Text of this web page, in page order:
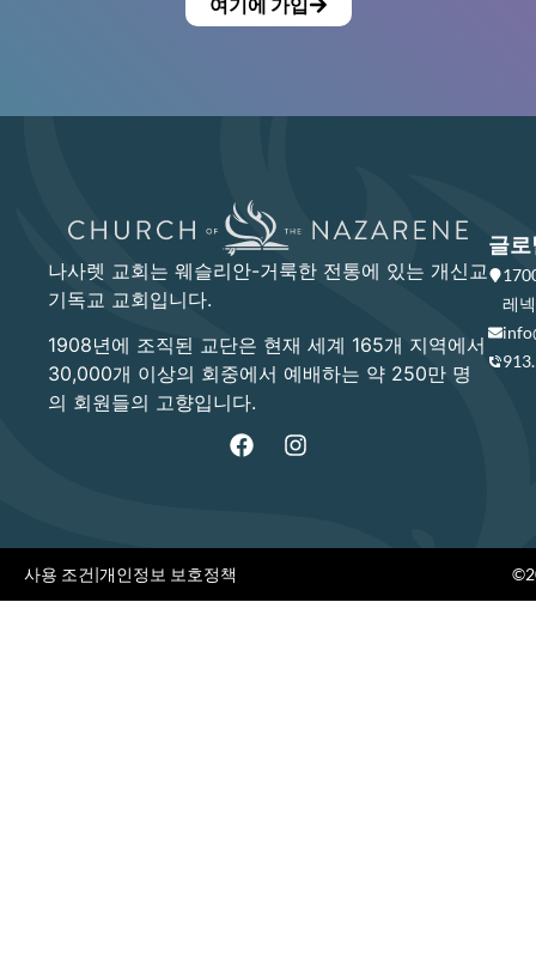
나사렛 교회는 웨슬리안-거룩한 전통에 있는 개신교
기독교 교회입니다.
1908년에 조직된 교단은 현재 세계 165개 지역에서
30,000개 이상의 회중에서 예배하는 약 250만 명
의 회원들의 고향입니다.
글로
레
사용 조건|개인정보 보호정책